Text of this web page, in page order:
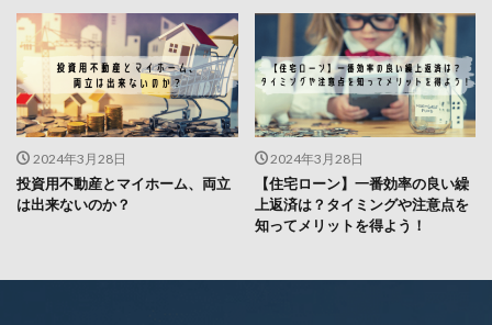
2024年3月28日
投資用不動産とマイホーム、両立
は出来ないのか？
2024年3月28日
【住宅ローン】一番効率の良い繰
上返済は？タイミングや注意点を
知ってメリットを得よう！